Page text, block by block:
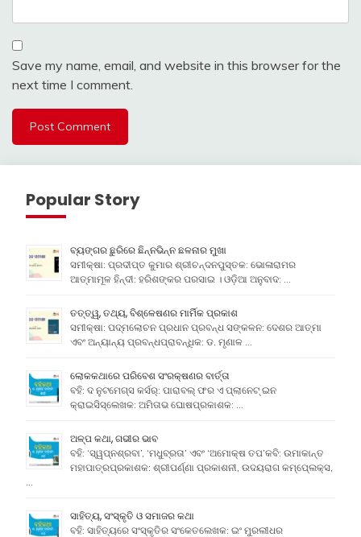
Save my name, email, and website in this browser for the
next time I comment.
Popular Story
ବ୍ୟଙ୍ଗର ଛୁରିରେ ଛିନ୍ନଭିନ୍ନ ଛଳନାର ମୁଖା
ସମୀକ୍ଷା: ପ୍ରଦୀପ୍ତ କୁମାର ଶ୍ରୀଚନ୍ଦନପୁସ୍ତକ: ଭୋଳାରାମର
ଆତ୍ମାମୂଳ ହିନ୍ଦୀ: ହରିଶଙ୍କର ପରସାଇ । ଓଡ଼ିଆ ଅନୁବାଦ: …
ତତ୍ତ୍ୱ, ତଥ୍ୟ, ବିଶ୍ଳେଷଣର ମାର୍ମିକ ପ୍ରକାଶ
ସମୀକ୍ଷା: ପଦ୍ମଲୋଚନ ପ୍ରଧାନ ପ୍ରବନ୍ଧ ସଙ୍କଳନ: ଦେଶର ଆତ୍ମା
ଏବଂ ଅନ୍ୟାନ୍ୟ ପ୍ରବନ୍ଧପ୍ରାବନ୍ଧିକ: ଡ. ମୃଣାଳ …
ଲୋକକଥାରେ ପରିବେଶ ସଂରକ୍ଷଣର ବାର୍ତ୍ତା
ବହି: ଦ ନୁଟମେଗ୍ସ କର୍ସର୍: ପାରାବଲ୍ ଫର ଏ ପ୍ଲାନେଟ୍ ଇନ
କ୍ରାଇସିସ୍ଲେଖକ: ଅମିତାଭ ଘୋଷପ୍ରକାଶକ: …
ଅଳ୍ପ କଥା, ଗଭୀର ଭାବ
ବହି: ‘ସ୍ୱପ୍ନଶ୍ରବା’, ‘ମଧୁବ୍ରତା’ ଏବଂ ‘ଅମୋକ୍ଷ ତପ’କବି: ଉମାକାନ୍ତ
ମହାପାତ୍ରପ୍ରକାଶକ: ଶ୍ରୀପର୍ଣ୍ଣା ପ୍ରକାଶନୀ, ଉଦୟରାଗ କମ୍ପେ୍ଲକ୍ସ,
ସାହିତ୍ୟ, ସଂସ୍କୃତି ଓ ସମାଜର କଥା
ବହି: ସାହିତ୍ୟରେ ସଂସ୍କୃତିର ସଂକେତଲେଖକ: ଇଂ ମୁରଲୀଧର